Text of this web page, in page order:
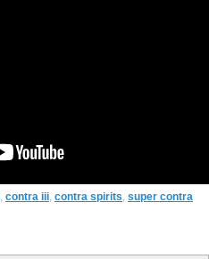
, contra iii, contra spirits, super contra